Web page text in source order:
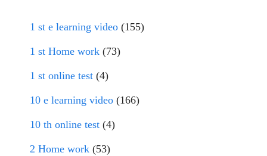
1 st e learning video (155)
1 st Home work (73)
1 st online test (4)
10 e learning video (166)
10 th online test (4)
2 Home work (53)